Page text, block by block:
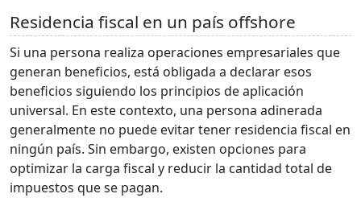
Residencia fiscal en un país offshore
Si una persona realiza operaciones empresariales que
generan beneficios, está obligada a declarar esos
beneficios siguiendo los principios de aplicación
universal. En este contexto, una persona adinerada
generalmente no puede evitar tener residencia fiscal en
ningún país. Sin embargo, existen opciones para
optimizar la carga fiscal y reducir la cantidad total de
impuestos que se pagan.